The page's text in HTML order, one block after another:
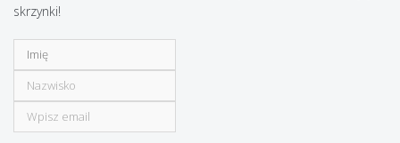
skrzynki!